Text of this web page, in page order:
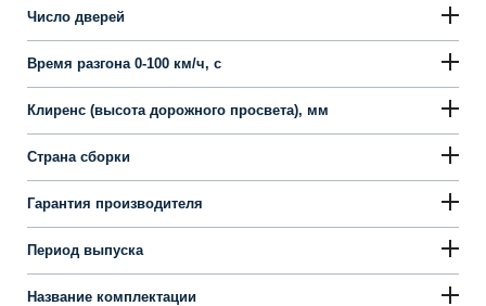
Число дверей
Время разгона 0-100 км/ч, с
Клиренс (высота дорожного просвета), мм
Страна сборки
Гарантия производителя
Период выпуска
Название комплектации